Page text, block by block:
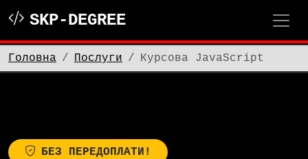
SKP-DEGREE
Головна Послуги Курсова JavaScript
БЕЗ ПЕРЕДОПЛАТИ!